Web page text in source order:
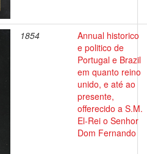
1854
Annual historico
e politico de
Portugal e Brazil
em quanto reino
unido, e até ao
presente,
offerecido a S.M.
El-Rei o Senhor
Dom Fernando